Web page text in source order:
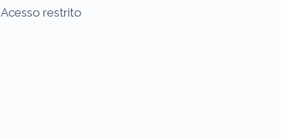
Acesso restrito